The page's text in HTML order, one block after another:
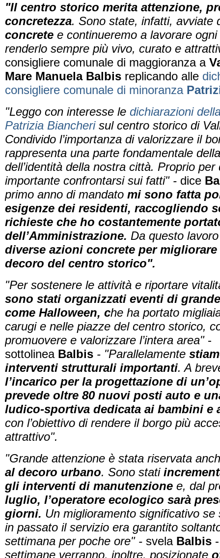
"Il centro storico merita attenzione,
concretezza. Sono state, infatti, avviate
concrete e continueremo a lavorare
renderlo sempre più vivo, curato e
consigliere comunale di maggioranza a
Mare Manuela Balbis replicando alle
consigliere comunale di minoranza
"Leggo con interesse le dichiarazioni
Patrizia Biancheri sul centro storico di
Condivido l’importanza di valorizzare il
rappresenta una parte fondamentale
dell’identità della nostra città. Proprio
importante confrontarsi sui fatti" - dice
primo anno di mandato mi sono fatta
esigenze dei residenti, raccogliendo
richieste che ho costantemente
dell’Amministrazione. Da questo lavoro
diverse azioni concrete per
decoro del centro storico".
"Per sostenere le attività e riportare
sono stati organizzati eventi di
come Halloween, che ha portato
carugi e nelle piazze del centro storico,
promuovere e valorizzare l’intera area" -
sottolinea Balbis - "Parallelamente
interventi strutturali importanti. A
l’incarico per la progettazione di
prevede oltre 80 nuovi posti auto e
ludico-sportiva dedicata ai bambini e
con l’obiettivo di rendere il borgo più
attrattivo".
"Grande attenzione è stata riservata
al decoro urbano. Sono stati
gli interventi di manutenzione e, dal
luglio, l’operatore ecologico sarà
giorni. Un miglioramento significativo se
in passato il servizio era garantito
settimana per poche ore" - svela Balbis -
settimane verranno, inoltre, posizionate